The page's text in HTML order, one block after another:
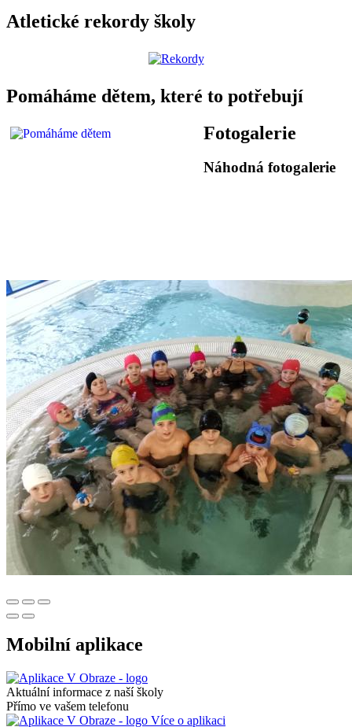
Atletické rekordy školy
Pomáháme dětem, které to potřebují
Fotogalerie
Náhodná fotogalerie
Mobilní aplikace
Aktuální informace z naší školy
Přímo ve vašem telefonu
Více o aplikaci